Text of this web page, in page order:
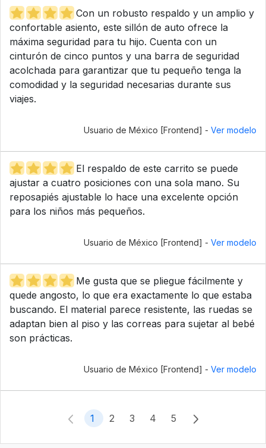
Con un robusto respaldo y un amplio y
confortable asiento, este sillón de auto ofrece la
máxima seguridad para tu hijo. Cuenta con un
cinturón de cinco puntos y una barra de seguridad
acolchada para garantizar que tu pequeño tenga la
comodidad y la seguridad necesarias durante sus
viajes.
Usuario de México [Frontend] - Ver modelo
El respaldo de este carrito se puede
ajustar a cuatro posiciones con una sola mano. Su
reposapiés ajustable lo hace una excelente opción
para los niños más pequeños.
Usuario de México [Frontend] - Ver modelo
Me gusta que se pliegue fácilmente y
quede angosto, lo que era exactamente lo que estaba
buscando. El material parece resistente, las ruedas se
adaptan bien al piso y las correas para sujetar al bebé
son prácticas.
Usuario de México [Frontend] - Ver modelo
1 2 3 4 5